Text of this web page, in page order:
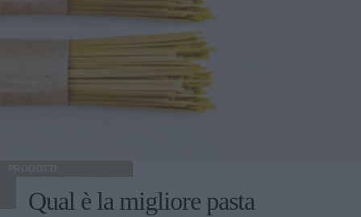
PRODOTTI
Qual è la migliore pasta